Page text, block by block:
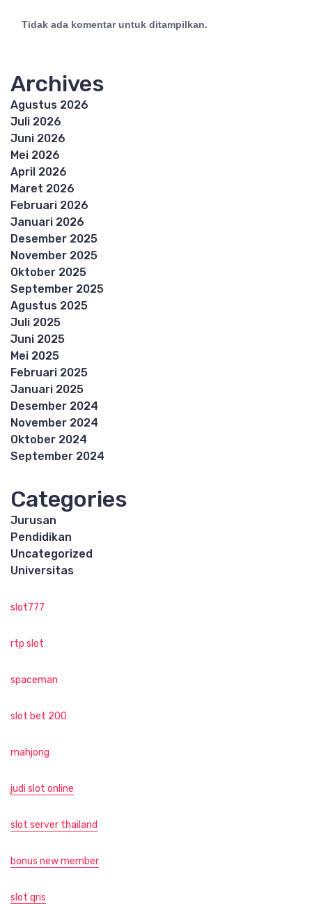
Tidak ada komentar untuk ditampilkan.
Archives
Agustus 2026
Juli 2026
Juni 2026
Mei 2026
April 2026
Maret 2026
Februari 2026
Januari 2026
Desember 2025
November 2025
Oktober 2025
September 2025
Agustus 2025
Juli 2025
Juni 2025
Mei 2025
Februari 2025
Januari 2025
Desember 2024
November 2024
Oktober 2024
September 2024
Categories
Jurusan
Pendidikan
Uncategorized
Universitas
slot777
rtp slot
spaceman
slot bet 200
mahjong
judi slot online
slot server thailand
bonus new member
slot qris